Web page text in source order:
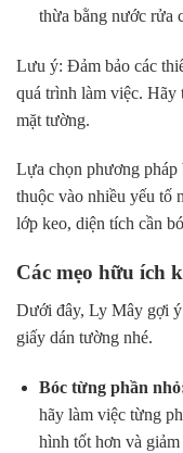
thừa bằng nước rửa
Lưu ý: Đảm bảo các
quá trình làm việc. Hãy
mặt tường.
Lựa chọn phương
thuộc vào nhiều yếu tố
lớp keo, diện tích cần
Các mẹo hữu ích
Dưới đây, Ly Mây gợi
giấy dán tường nhé.
Bóc từng phần
hãy làm việc từng
hình tốt hơn và